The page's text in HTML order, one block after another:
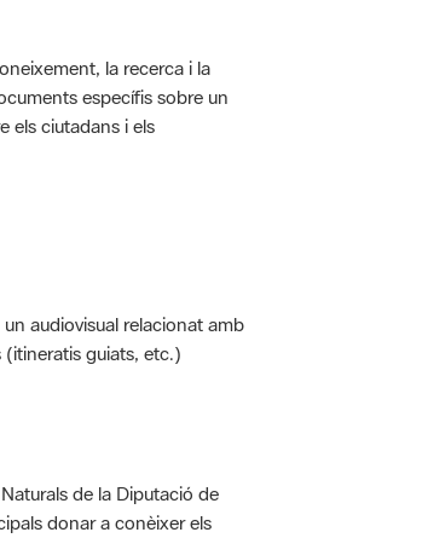
la recerca i la
específis sobre un
els ciutadans i els
audiovisual relacionat amb
guiats, etc.)
de la Diputació de
donar a conèixer els